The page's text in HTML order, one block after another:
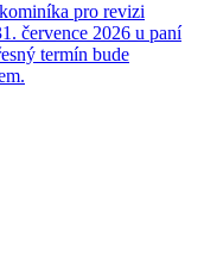
pro revizi
července 2026 u paní
termín bude